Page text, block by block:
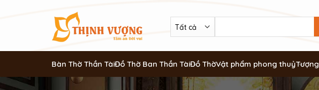
Bàn Thờ Thần TàiĐồ Thờ Ban Thần TàiĐồ ThờVật phẩm phong thuỷTượng